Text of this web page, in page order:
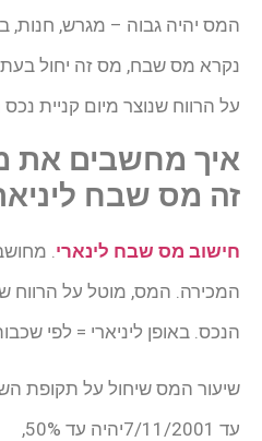
המס יהיה גבוה – מגרש, חנות,
נקרא מס שבח, מס זה יחול בעת
על הרווח שנוצר מיום קניית נכס
איך מחשבים את
זה מס שבח
חישוב מס שבח לינארי. מחושב
המכירה. המס, מוטל על הרווח
הנכס. באופן ליניארי = לפי
שיעור המס שיחול על תקופת
עד 7/11/2001יהיה עד 50%,